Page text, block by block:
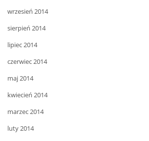
wrzesień 2014
sierpień 2014
lipiec 2014
czerwiec 2014
maj 2014
kwiecień 2014
marzec 2014
luty 2014